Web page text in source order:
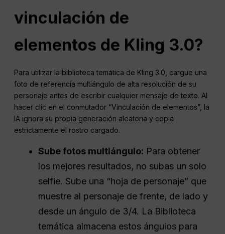
vinculación de
elementos de Kling 3.0?
Para utilizar la biblioteca temática de Kling 3.0, cargue una
foto de referencia multiángulo de alta resolución de su
personaje antes de escribir cualquier mensaje de texto. Al
hacer clic en el conmutador “Vinculación de elementos”, la
IA ignora su propia generación aleatoria y copia
estrictamente el rostro cargado.
Sube fotos multiángulo: Para obtener
los mejores resultados, no subas un solo
selfie. Sube una “hoja de personaje” que
muestre al personaje de frente, de lado y
desde un ángulo de 3/4. La Biblioteca
temática almacena estos ángulos para